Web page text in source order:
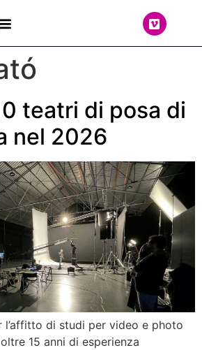
teatri di posa di
nel 2026
l’affitto di studi per video e photo
15 anni di esperienza